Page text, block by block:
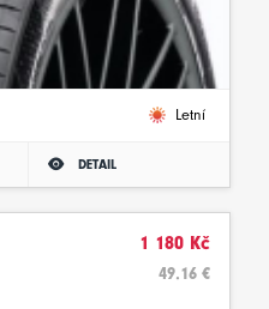
Letní
DETAIL
1 180 Kč
49.16 €